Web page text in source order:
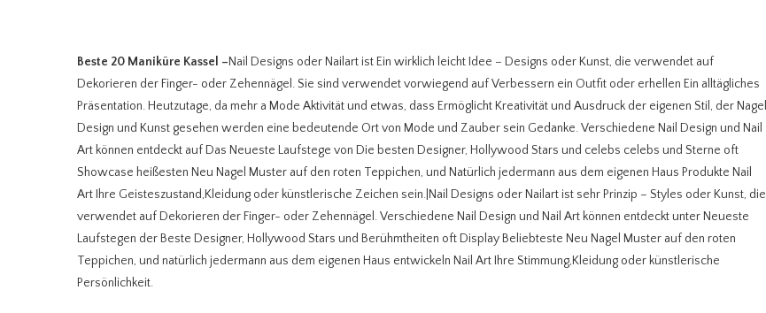
Beste 20 Maniküre Kassel –Nail Designs oder Nailart ist Ein wirklich leicht Idee – Designs oder Kunst, die verwendet auf
Dekorieren der Finger- oder Zehennägel. Sie sind verwendet vorwiegend auf Verbessern ein Outfit oder erhellen Ein alltägliches
Präsentation. Heutzutage, da mehr a Mode Aktivität und etwas, dass Ermöglicht Kreativität und Ausdruck der eigenen Stil, der Nagel
Design und Kunst gesehen werden eine bedeutende Ort von Mode und Zauber sein Gedanke. Verschiedene Nail Design und Nail
Art können entdeckt auf Das Neueste Laufstege von Die besten Designer, Hollywood Stars und celebs celebs und Sterne oft
Showcase heißesten Neu Nagel Muster auf den roten Teppichen, und Natürlich jedermann aus dem eigenen Haus Produkte Nail
Art Ihre Geisteszustand,Kleidung oder künstlerische Zeichen sein.|Nail Designs oder Nailart ist sehr Prinzip – Styles oder Kunst, die
verwendet auf Dekorieren der Finger- oder Zehennägel. Verschiedene Nail Design und Nail Art können entdeckt unter Neueste
Laufstegen der Beste Designer, Hollywood Stars und Berühmtheiten oft Display Beliebteste Neu Nagel Muster auf den roten
Teppichen, und natürlich jedermann aus dem eigenen Haus entwickeln Nail Art Ihre Stimmung,Kleidung oder künstlerische
Persönlichkeit.